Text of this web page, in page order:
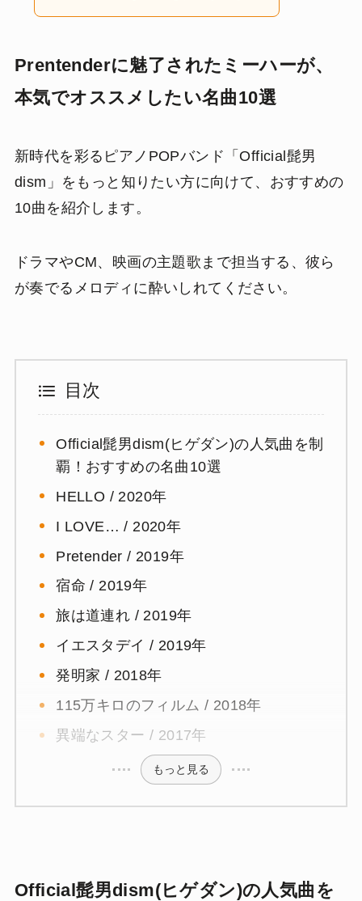
Prentenderに魅了されたミーハーが、
本気でオススメしたい名曲10選
新時代を彩るピアノPOPバンド「Official髭男
dism」をもっと知りたい方に向けて、おすすめの
10曲を紹介します。
ドラマやCM、映画の主題歌まで担当する、彼ら
が奏でるメロディに酔いしれてください。
目次
Official髭男dism(ヒゲダン)の人気曲を制
覇！おすすめの名曲10選
HELLO / 2020年
I LOVE… / 2020年
Pretender / 2019年
宿命 / 2019年
旅は道連れ / 2019年
イエスタデイ / 2019年
発明家 / 2018年
115万キロのフィルム / 2018年
異端なスター / 2017年
もっと見る
Official髭男dism(ヒゲダン)の人気曲を